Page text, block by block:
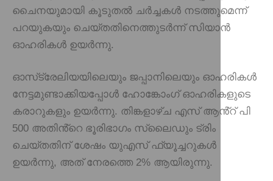
ചൈനയുമായി കൂടുതൽ ചർച്ചകൾ നടത്തുമെന്ന്
പറയുകയും ചെയ്തതിനെത്തുടർന്ന് സിയാൻ
ഓഹരികൾ ഉയർന്നു.
ഓസ്‌ട്രേലിയയിലെയും ജപ്പാനിലെയും ഓഹരികൾ
നേട്ടമുണ്ടാക്കിയപ്പോൾ ഹോങ്കോംഗ് ഓഹരികളുടെ
കരാറുകളും ഉയർന്നു. തിങ്കളാഴ്ച എസ് ആൻ്റ് പി
500 അതിൻ്റെ ഭൂരിഭാഗം സ്ലൈഡും ട്രിം
ചെയ്തതിന് ശേഷം യുഎസ് ഫ്യൂച്ചറുകൾ
ഉയർന്നു, അത് നേരത്തെ 2% ആയിരുന്നു.